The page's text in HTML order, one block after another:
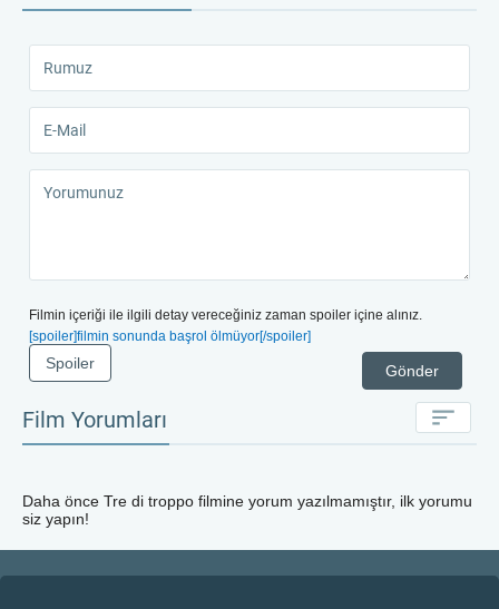
Filmin içeriği ile ilgili detay vereceğiniz zaman spoiler içine alınız.
[spoiler]filmin sonunda başrol ölmüyor[/spoiler]
Gönder
Spoiler
Film Yorumları
Daha önce Tre di troppo filmine yorum yazılmamıştır, ilk yorumu
siz yapın!